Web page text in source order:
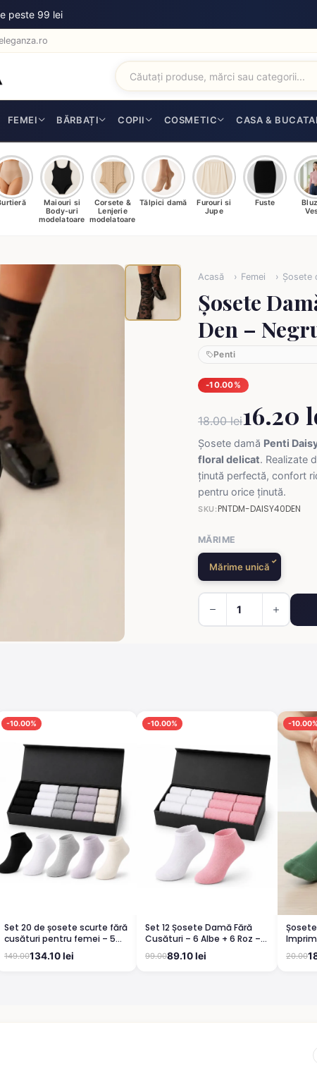
peste 99 lei
FEMEI BĂRBAȚI COPII COSMETIC CASA &
Maiouri si
Body-uri
modelatoare
Corsete &
Lenjerie
modelatoare
Tălpici damă
Furouri si
Jupe
Fuste
Acasă Femei Șosete
Șosete
Den –
Penti
-10.00%
18.00 lei16.20
Șosete damă Penti
floral delicat. Realizate
ținută perfectă, confort
pentru orice ținută.
SKU:PNTDM-DAISY40DEN
MĂRIME
Mărime unică
-10.00%
Set 20 de șosete scurte fără
cusături pentru femei – 5
culori asortate
149.00134.10 lei
-10.00%
Set 12 Șosete Damă Fără
Cusături – 6 Albe + 6 Roz –
Scurte
99.0089.10 lei
-10.00%
20.00